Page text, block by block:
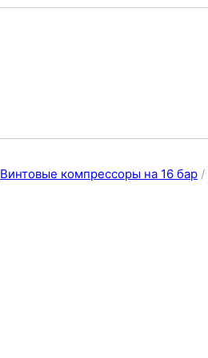
Винтовые компрессоры на 16 бар /